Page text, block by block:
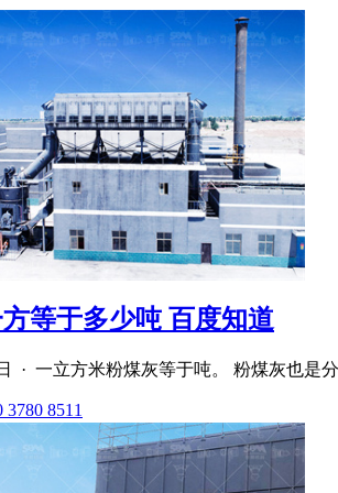
等于多少吨 百度知道
· 一立方米粉煤灰等于吨。 粉煤灰也是
8511